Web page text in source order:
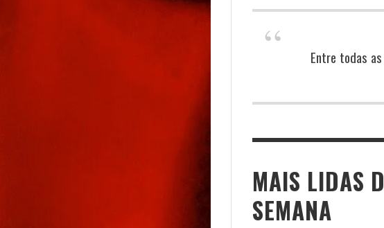
Entre todas
MAIS LIDAS
SEMANA